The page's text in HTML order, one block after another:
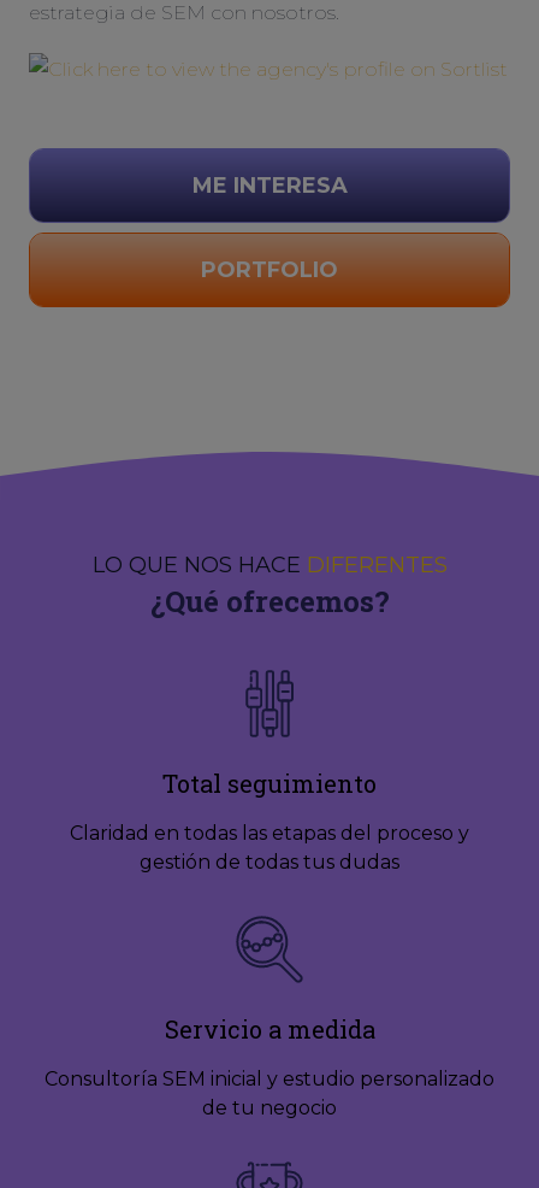
estrategia de SEM con nosotros.
ME INTERESA
PORTFOLIO
LO QUE NOS HACE DIFERENTES
¿Qué ofrecemos?
Total seguimiento
Claridad en todas las etapas del proceso y
gestión de todas tus dudas
Servicio a medida
Consultoría SEM inicial y estudio personalizado
de tu negocio